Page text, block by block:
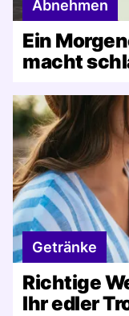
Abnehmen
Ein
macht
Getränke
Richtige
Ihr edler